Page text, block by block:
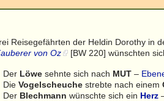
Reisegefährten der Heldin Dorothy in
von Oz
[BW 220] wünschten
Der Löwe sehnte sich nach MUT –
DieVogelscheuche strebte nach einem
Der Blechmann wünschte sich ein Herz